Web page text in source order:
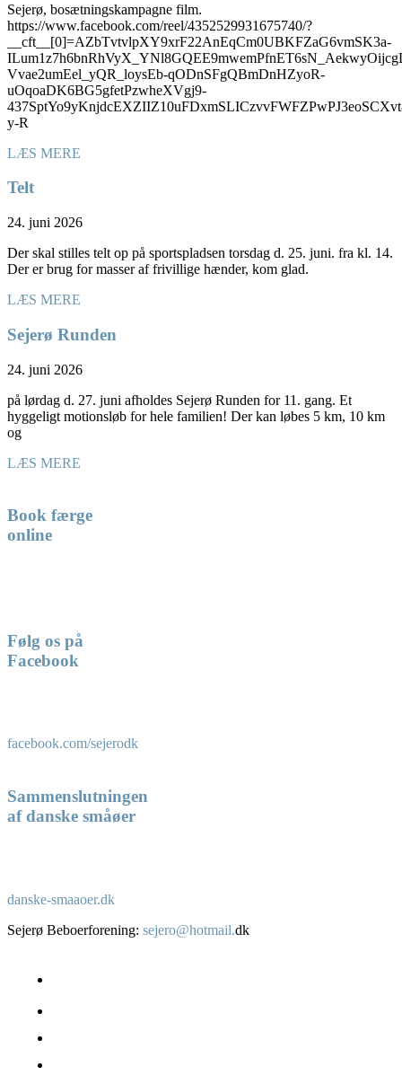
Sejerø, bosætningskampagne film.
https://www.facebook.com/reel/4352529931675740/?
__cft__[0]=AZbTvtvlpXY9xrF22AnEqCm0UBKFZaG6vmSK3a-
Vvae2umEel_yQR_loysEb-qODnSFgQBmDnHZyoR-
uOqoaDK6BG5gfetPzwheXVgj9-
y-R
LÆS MERE
Telt
24. juni 2026
Der skal stilles telt op på sportspladsen torsdag d. 25. juni. fra kl. 14.
Der er brug for masser af frivillige hænder, kom glad.
LÆS MERE
Sejerø Runden
24. juni 2026
på lørdag d. 27. juni afholdes Sejerø Runden for 11. gang. Et
hyggeligt motionsløb for hele familien! Der kan løbes 5 km, 10 km
og
LÆS MERE
Book færge
online
Følg os på
Facebook
facebook.com/sejerodk
Sammenslutningen
af danske småøer
danske-smaaoer.dk
Sejerø Beboerforening: sejero@hotmail.dk